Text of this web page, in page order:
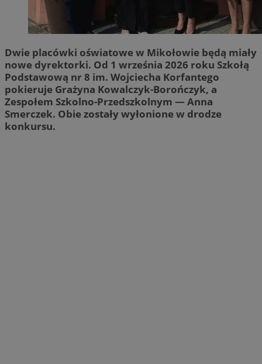
Dwie placówki oświatowe w Mikołowie będą miały
nowe dyrektorki. Od 1 września 2026 roku Szkołą
Podstawową nr 8 im. Wojciecha Korfantego
pokieruje Grażyna Kowalczyk-Borończyk, a
Zespołem Szkolno-Przedszkolnym — Anna
Smerczek. Obie zostały wyłonione w drodze
konkursu.